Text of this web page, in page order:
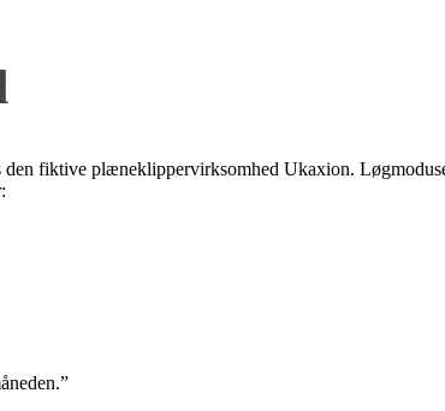
fiktive plæneklippervirksomhed Ukaxion.